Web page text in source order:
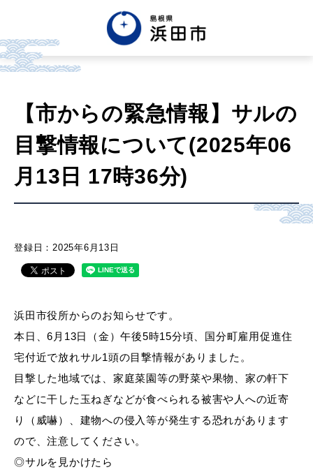
한글 Tiếng việt Tagalog
市政情報
健康・福祉・子育て
産業・ビジネス
教育・文化・ スポーツ
移住・定住 （はまだぐらし）
【市からの緊急情報】サルの
目撃情報について(2025年06
月13日 17時36分)
登録日：2025年6月13日
浜田市役所からのお知らせです。
本日、6月13日（金）午後5時15分頃、国分町雇用促進住
宅付近で放れサル1頭の目撃情報がありました。
目撃した地域では、家庭菜園等の野菜や果物、家の軒下
などに干した玉ねぎなどが食べられる被害や人への近寄
り（威嚇）、建物への侵入等が発生する恐れがあります
ので、注意してください。
◎サルを見かけたら